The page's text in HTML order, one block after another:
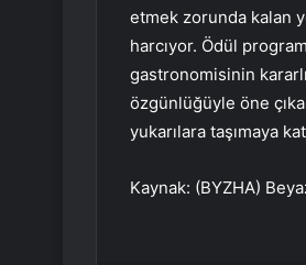
etmek zorunda kalan
harcıyor. Ödül
gastronomisinin
özgünlüğüyle öne
yukarılara taşımaya
Kaynak: (BYZHA)